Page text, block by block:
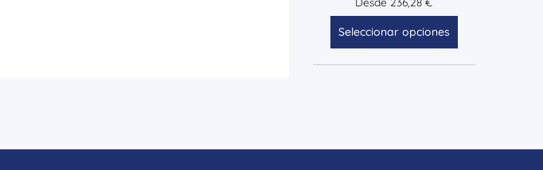
Seleccionar opciones